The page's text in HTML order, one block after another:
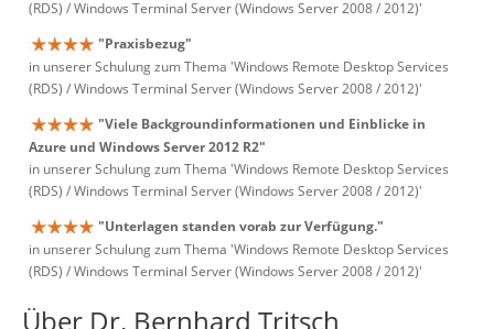
(RDS) / Windows Terminal Server (Windows Server 2008 / 2012)'
"Praxisbezug"
in unserer Schulung zum Thema 'Windows Remote Desktop Services
(RDS) / Windows Terminal Server (Windows Server 2008 / 2012)'
"Viele Backgroundinformationen und Einblicke in
Azure und Windows Server 2012 R2"
in unserer Schulung zum Thema 'Windows Remote Desktop Services
(RDS) / Windows Terminal Server (Windows Server 2008 / 2012)'
"Unterlagen standen vorab zur Verfügung."
in unserer Schulung zum Thema 'Windows Remote Desktop Services
(RDS) / Windows Terminal Server (Windows Server 2008 / 2012)'
Über Dr. Bernhard Tritsch